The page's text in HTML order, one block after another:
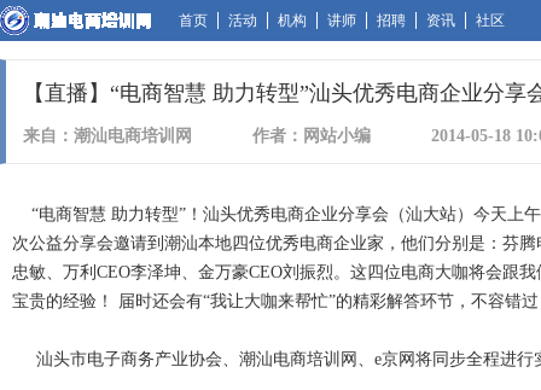
首页 活动 机构 讲师 招聘 资讯 社区
【直播】“电商智慧 助力转型”汕头优秀电商企业分享
来自：潮汕电商培训网 作者：网站小编 2014-05-18
“电商智慧 助力转型”！汕头优秀电商企业分享会（汕大站）今天上
次公益分享会邀请到潮汕本地四位优秀电商企业家，他们分别是：芬
忠敏、万利CEO李泽坤、金万豪CEO刘振烈。这四位电商大咖将会跟
宝贵的经验！ 届时还会有“我让大咖来帮忙”的精彩解答环节，不容错
汕头市电子商务产业协会、潮汕电商培训网、e京网将同步全程进行